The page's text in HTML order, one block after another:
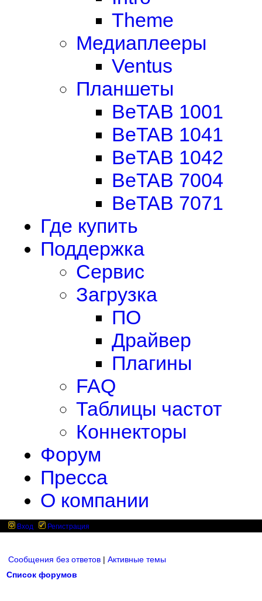
Theme
Медиаплееры
Ventus
Планшеты
BeTAB 1001
BeTAB 1041
BeTAB 1042
BeTAB 7004
BeTAB 7071
Где купить
Поддержка
Сервис
Загрузка
ПО
Драйвер
Плагины
FAQ
Таблицы частот
Коннекторы
Форум
Пресса
О компании
Вход Регистрация
Сообщения без ответов | Активные темы
Список форумов